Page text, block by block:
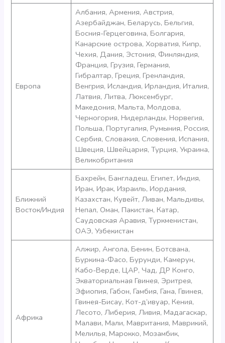
Европа
Албания, Армения, Австрия,
Азербайджан, Беларусь, Бельгия,
Босния-Герцеговина, Болгария,
Канарские острова, Хорватия, Кипр,
Чехия, Дания, Эстония, Финляндия,
Франция, Грузия, Германия,
Гибралтар, Греция, Гренландия,
Венгрия, Исландия, Ирландия, Италия,
Латвия, Литва, Люксембург,
Македония, Мальта, Молдова,
Черногория, Нидерланды, Норвегия,
Польша, Португалия, Румыния, Россия,
Сербия, Словакия, Словения, Испания,
Швеция, Швейцария, Турция, Украина,
Великобритания
Ближний
Восток/Индия
Бахрейн, Бангладеш, Египет, Индия,
Иран, Ирак, Израиль, Иордания,
Казахстан, Кувейт, Ливан, Мальдивы,
Непал, Оман, Пакистан, Катар,
Саудовская Аравия, Туркменистан,
ОАЭ, Узбекистан
Африка
Алжир, Ангола, Бенин, Ботсвана,
Буркина-Фасо, Бурунди, Камерун,
Кабо-Верде, ЦАР, Чад, ДР Конго,
Экваториальная Гвинея, Эритрея,
Эфиопия, Габон, Гамбия, Гана, Гвинея,
Гвинея-Бисау, Кот-д’ивуар, Кения,
Лесото, Либерия, Ливия, Мадагаскар,
Малави, Мали, Мавритания, Маврикий,
Мелилья, Марокко, Мозамбик,